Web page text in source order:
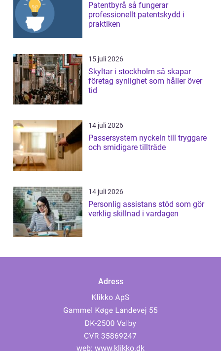
Patentbyrå så fungerar
professionellt patentskydd i
praktiken
15 juli 2026
Skyltar i stockholm så skapar
företag synlighet som håller över
tid
14 juli 2026
Passersystem nyckeln till tryggare
och smidigare tillträde
14 juli 2026
Personlig assistans stöd som gör
verklig skillnad i vardagen
Adress
web: www.klikko.dk